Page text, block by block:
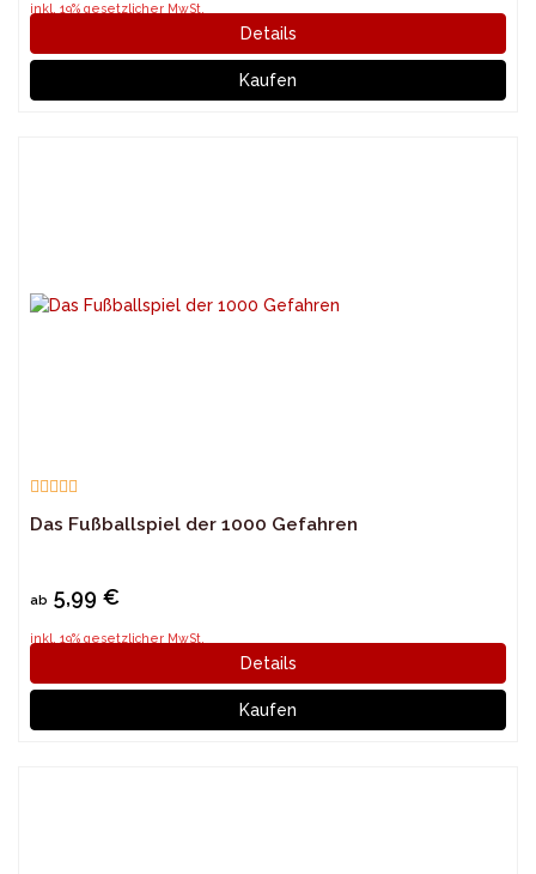
inkl. 19% gesetzlicher MwSt.
Details
Kaufen
Das Fußballspiel der 1000 Gefahren
ab 5,99 €
inkl. 19% gesetzlicher MwSt.
Details
Kaufen